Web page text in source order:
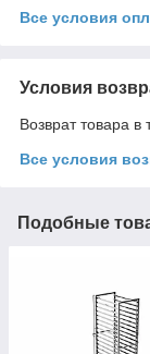
Все условия
Условия
Возврат товара в
Все условия
Подобные